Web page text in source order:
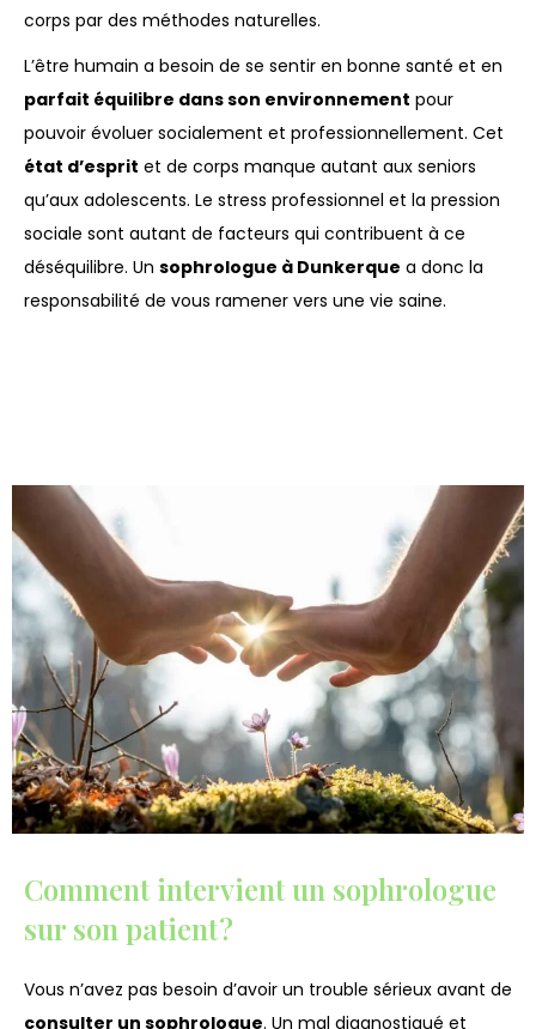
corps par des méthodes naturelles.
L’être humain a besoin de se sentir en bonne santé et en
parfait équilibre dans son environnement pour
pouvoir évoluer socialement et professionnellement. Cet
état d’esprit et de corps manque autant aux seniors
qu’aux adolescents. Le stress professionnel et la pression
sociale sont autant de facteurs qui contribuent à ce
déséquilibre. Un sophrologue à Dunkerque a donc la
responsabilité de vous ramener vers une vie saine.
Comment intervient un sophrologue
sur son patient ?
Vous n’avez pas besoin d’avoir un trouble sérieux avant de
consulter un sophrologue. Un mal diagnostiqué et